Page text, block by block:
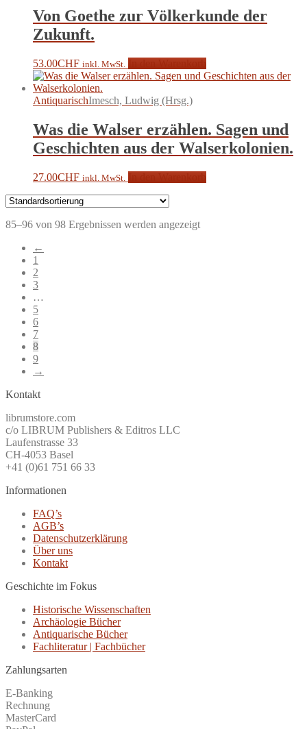
Von Goethe zur Völkerkunde der
Zukunft.
53.00CHF inkl. MwSt.
AntiquarischImesch, Ludwig (Hrsg.)
Was die Walser erzählen. Sagen und
Geschichten aus der Walserkolonien.
27.00CHF inkl. MwSt.
85–96 von 98 Ergebnissen werden angezeigt
←
1
2
3
…
5
6
7
8
9
→
Kontakt
librumstore.com
c/o LIBRUM Publishers & Editros LLC
Laufenstrasse 33
CH-4053 Basel
+41 (0)61 751 66 33
Informationen
FAQ’s
AGB’s
Datenschutzerklärung
Über uns
Kontakt
Geschichte im Fokus
Historische Wissenschaften
Archäologie Bücher
Antiquarische Bücher
Fachliteratur | Fachbücher
Zahlungsarten
E-Banking
Rechnung
MasterCard